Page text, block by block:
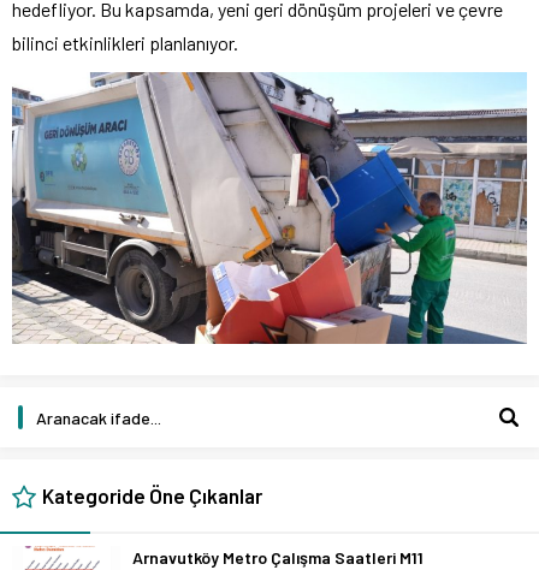
hedefliyor. Bu kapsamda, yeni geri dönüşüm projeleri ve çevre
bilinci etkinlikleri planlanıyor.
Kategoride Öne Çıkanlar
Arnavutköy Metro Çalışma Saatleri M11